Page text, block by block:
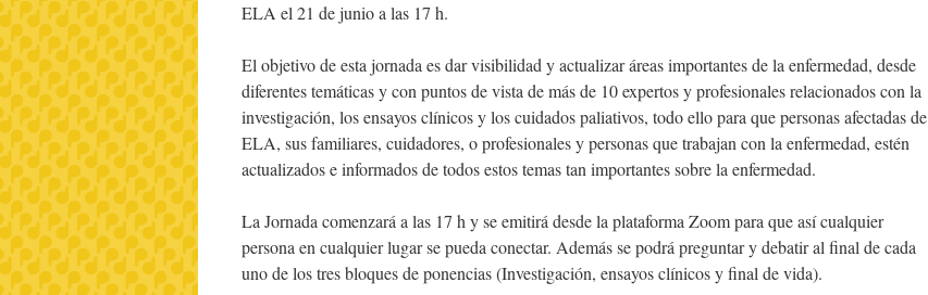
ELA el 21 de junio a las 17 h.
El objetivo de esta jornada es dar visibilidad y actualizar áreas importantes de la enfermedad, desde
diferentes temáticas y con puntos de vista de más de 10 expertos y profesionales relacionados con la
investigación, los ensayos clínicos y los cuidados paliativos, todo ello para que personas afectadas de
ELA, sus familiares, cuidadores, o profesionales y personas que trabajan con la enfermedad, estén
actualizados e informados de todos estos temas tan importantes sobre la enfermedad.
La Jornada comenzará a las 17 h y se emitirá desde la plataforma Zoom para que así cualquier
persona en cualquier lugar se pueda conectar. Además se podrá preguntar y debatir al final de cada
uno de los tres bloques de ponencias (Investigación, ensayos clínicos y final de vida).